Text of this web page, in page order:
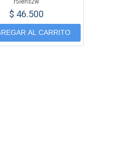
r5lens2w
$ 46.500
AL CARRITO